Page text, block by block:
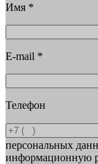
Имя *
E-mail *
Телефон
персональных
информационную